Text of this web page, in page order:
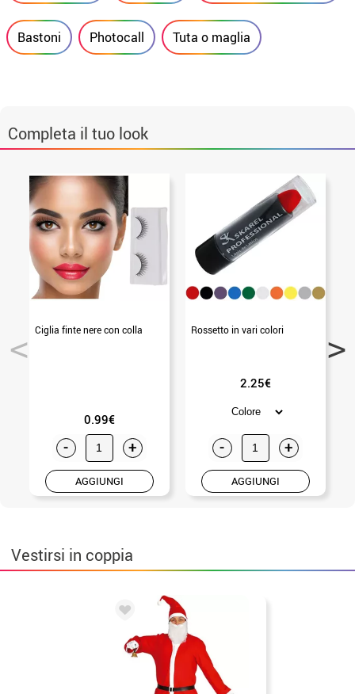
Bastoni Photocall Tuta o maglia
Completa il tuo look
Ciglia finte nere con colla
0.99€
- +
AGGIUNGI
Rossetto in vari colori
2.25€
- +
AGGIUNGI
Vestirsi in coppia